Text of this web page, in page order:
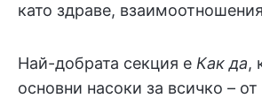
като здраве,
Най-добрата секция е Как да,
основни насоки за всичко –